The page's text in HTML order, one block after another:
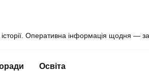
історії. Оперативна інформація щодня —
Освіта